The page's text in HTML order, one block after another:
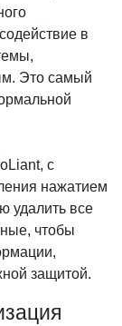
в
Это самый
с
нажатием
удалить все
чтобы
защитой.